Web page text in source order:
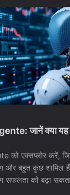
जानें क्या यह
को एक्सप्लोर करें,
और बहुत कुछ शामिल
सफलता को बढ़ा